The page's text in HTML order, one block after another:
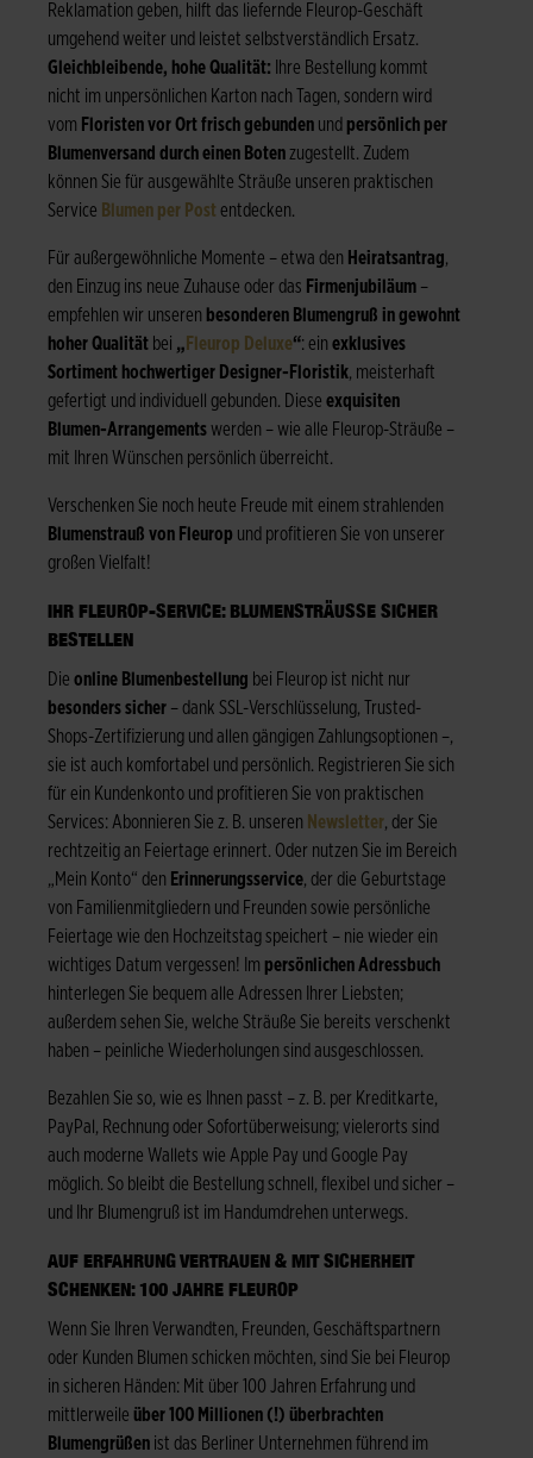
Reklamation geben, hilft das liefernde Fleurop-Geschäft
umgehend weiter und leistet selbstverständlich Ersatz.
Gleichbleibende, hohe Qualität: Ihre Bestellung kommt
nicht im unpersönlichen Karton nach Tagen, sondern wird
vom Floristen vor Ort frisch gebunden und persönlich per
Blumenversand durch einen Boten zugestellt. Zudem
können Sie für ausgewählte Sträuße unseren praktischen
Service Blumen per Post entdecken.
Für außergewöhnliche Momente – etwa den Heiratsantrag,
den Einzug ins neue Zuhause oder das Firmenjubiläum –
empfehlen wir unseren besonderen Blumengruß in gewohnt
hoher Qualität bei „ Fleurop Deluxe“: ein exklusives
Sortiment hochwertiger Designer-Floristik, meisterhaft
gefertigt und individuell gebunden. Diese exquisiten
Blumen-Arrangementswerden – wie alle Fleurop-Sträuße –
mit Ihren Wünschen persönlich überreicht.
Verschenken Sie noch heute Freude mit einem strahlenden
Blumenstrauß von Fleurop und profitieren Sie von unserer
großen Vielfalt!
IHR FLEUROP-SERVICE: BLUMENSTRÄUSSE SICHER B
ESTELLEN
Die online Blumenbestellung bei Fleurop ist nicht nur
besonders sicher – dank SSL-Verschlüsselung, Trusted-
Shops-Zertifizierung und allen gängigen Zahlungsoptionen –,
sie ist auch komfortabel und persönlich. Registrieren Sie sich
für ein Kundenkonto und profitieren Sie von praktischen
Services: Abonnieren Sie z. B. unseren Newsletter, der Sie
rechtzeitig an Feiertage erinnert. Oder nutzen Sie im Bereich
„Mein Konto“ den Erinnerungsservice, der die Geburtstage
von Familienmitgliedern und Freunden sowie persönliche
Feiertage wie den Hochzeitstag speichert – nie wieder ein
wichtiges Datum vergessen! Im persönlichen Adressbuch
hinterlegen Sie bequem alle Adressen Ihrer Liebsten;
außerdem sehen Sie, welche Sträuße Sie bereits verschenkt
haben – peinliche Wiederholungen sind ausgeschlossen.
Bezahlen Sie so, wie es Ihnen passt – z. B. per Kreditkarte,
PayPal, Rechnung oder Sofortüberweisung; vielerorts sind
auch moderne Wallets wie Apple Pay und Google Pay
möglich. So bleibt die Bestellung schnell, flexibel und sicher –
und Ihr Blumengruß ist im Handumdrehen unterwegs.
AUF ERFAHRUNG VERTRAUEN & MIT SICHERHEIT
SCHENKEN: 100 JAHRE FLEUROP
Wenn Sie Ihren Verwandten, Freunden, Geschäftspartnern
oder Kunden Blumen schicken möchten, sind Sie bei Fleurop
in sicheren Händen: Mit über 100 Jahren Erfahrung und
mittlerweile über 100 Millionen (!) überbrachten
Blumengrüßen ist das Berliner Unternehmen führend im